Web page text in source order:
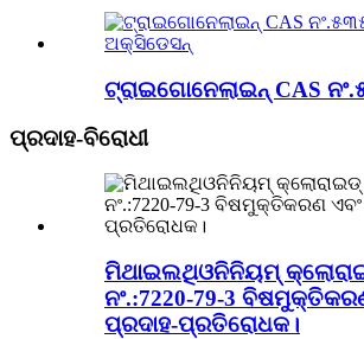
ଟ୍ରାଇଗୋନେଲାଇନ୍ CAS
ପ୍ରଦାହ-ବିରୋଧୀ
ମିଥାଇଲଥିଓନିନିୟମ୍
ନଂ.:7220-79-3
ପ୍ରଦାହ-ପ୍ରତିରୋଧକ।